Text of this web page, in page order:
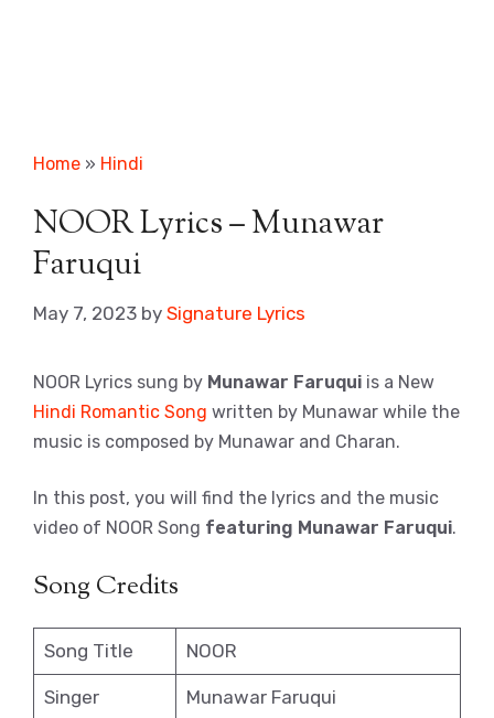
Home » Hindi
NOOR Lyrics – Munawar
Faruqui
May 7, 2023 by Signature Lyrics
NOOR Lyrics sung by Munawar Faruqui is a New
Hindi Romantic Song written by Munawar while the
music is composed by Munawar and Charan.
In this post, you will find the lyrics and the music
video of NOOR Song featuring Munawar Faruqui.
Song Credits
Song Title NOOR
Singer Munawar Faruqui